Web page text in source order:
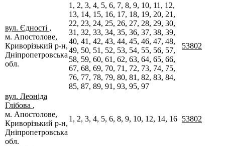
вул. Єдності ,
м. Апостолове,
Криворізький р-н,
Дніпропетровська
обл.
1, 2, 3, 4, 5, 6, 7, 8, 9, 10, 11, 12,
13, 14, 15, 16, 17, 18, 19, 20, 21,
22, 23, 24, 25, 26, 27, 28, 29, 30,
31, 32, 33, 34, 35, 36, 37, 38, 39,
40, 41, 42, 43, 44, 45, 46, 47, 48,
49, 50, 51, 52, 53, 54, 55, 56, 57,
58, 59, 60, 61, 62, 63, 64, 65, 66,
67, 68, 69, 70, 71, 72, 73, 74, 75,
76, 77, 78, 79, 80, 81, 82, 83, 84,
85, 87, 89, 91, 93, 95, 97
53802
вул. Леоніда
Глібова ,
м. Апостолове,
Криворізький р-н,
Дніпропетровська
обл.
1, 2, 3, 4, 5, 6, 8, 9, 10, 12, 14, 16 53802